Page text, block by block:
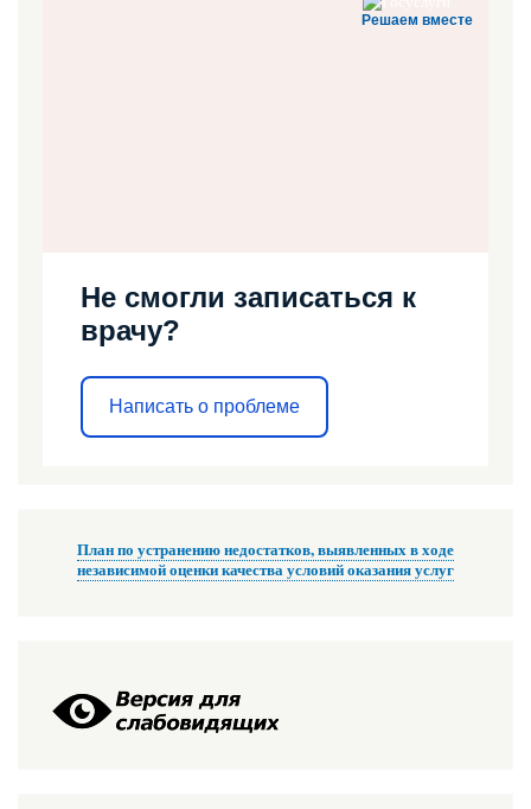
Решаем вместе
Не смогли записаться к
врачу?
Написать о проблеме
План по устранению недостатков, выявленных в ходе
независимой оценки качества условий оказания услуг